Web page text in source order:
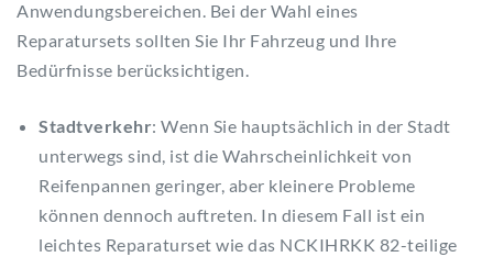
Anwendungsbereichen. Bei der Wahl eines
Reparatursets sollten Sie Ihr Fahrzeug und Ihre
Bedürfnisse berücksichtigen.
Stadtverkehr: Wenn Sie hauptsächlich in der Stadt
unterwegs sind, ist die Wahrscheinlichkeit von
Reifenpannen geringer, aber kleinere Probleme
können dennoch auftreten. In diesem Fall ist ein
leichtes Reparaturset wie das NCKIHRKK 82-teilige